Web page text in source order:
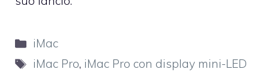
Categorie
iMac
Tag
iMac Pro, iMac Pro con display mini-LED